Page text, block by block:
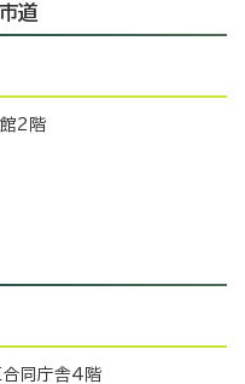
道
2階
同庁舎4階